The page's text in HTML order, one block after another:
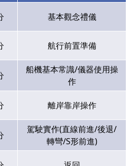
基本觀念禮儀
航行前置準備
船機基本常識/儀器使用操
作
離岸靠岸操作
駕駛實作(直線前進/後退/
轉彎/S形前進)